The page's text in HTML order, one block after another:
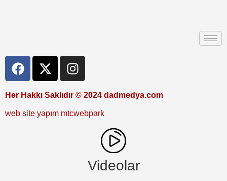
Her Hakkı Saklıdır © 2024 dadmedya.com
web site yapım mtcwebpark
Videolar